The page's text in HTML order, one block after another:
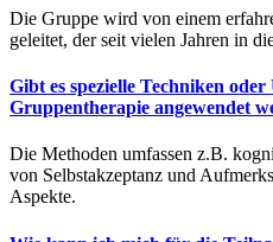
Die Gruppe wird von einem
geleitet, der seit vielen Jahren in
Gibt es spezielle Techniken
Gruppentherapie angewendet
Die Methoden umfassen z.B.
von Selbstakzeptanz und
Aspekte.